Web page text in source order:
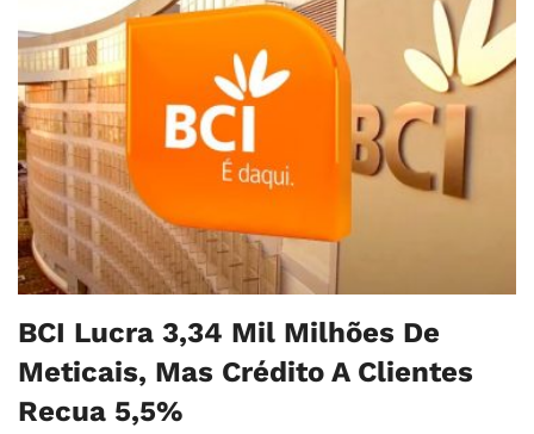
BCI Lucra 3,34 Mil Milhões De
Meticais, Mas Crédito A Clientes
Recua 5,5%